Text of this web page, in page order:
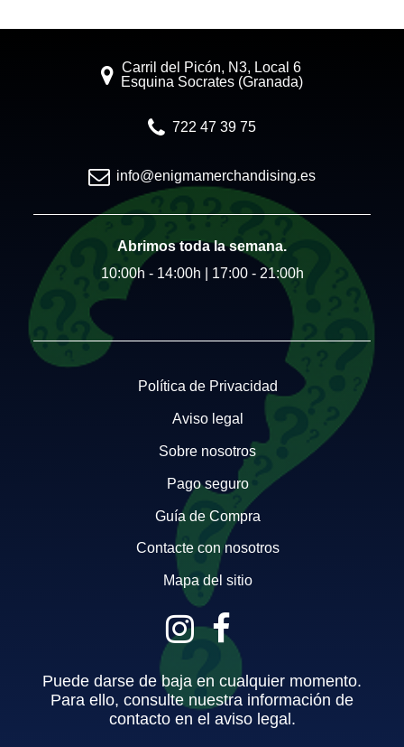
Carril del Picón, N3, Local 6
Esquina Socrates (Granada)
722 47 39 75
info@enigmamerchandising.es
Abrimos toda la semana.
10:00h - 14:00h | 17:00 - 21:00h
Política de Privacidad
Aviso legal
Sobre nosotros
Pago seguro
Guía de Compra
Contacte con nosotros
Mapa del sitio
Puede darse de baja en cualquier momento.
Para ello, consulte nuestra información de
contacto en el aviso legal.